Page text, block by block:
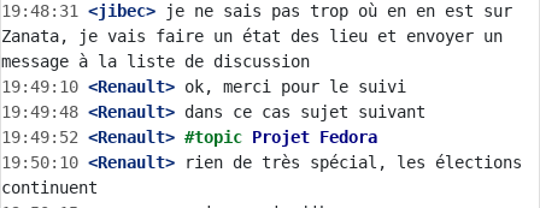
19:48:31
<jibec> je ne sais pas trop où en en est sur
Zanata, je vais faire un état des lieu et envoyer un
19:49:10 <Renault>
19:49:48 <Renault>
19:49:52 <Renault> #topic Projet Fedora
19:50:10 <Renault> rien de très spécial, les élections